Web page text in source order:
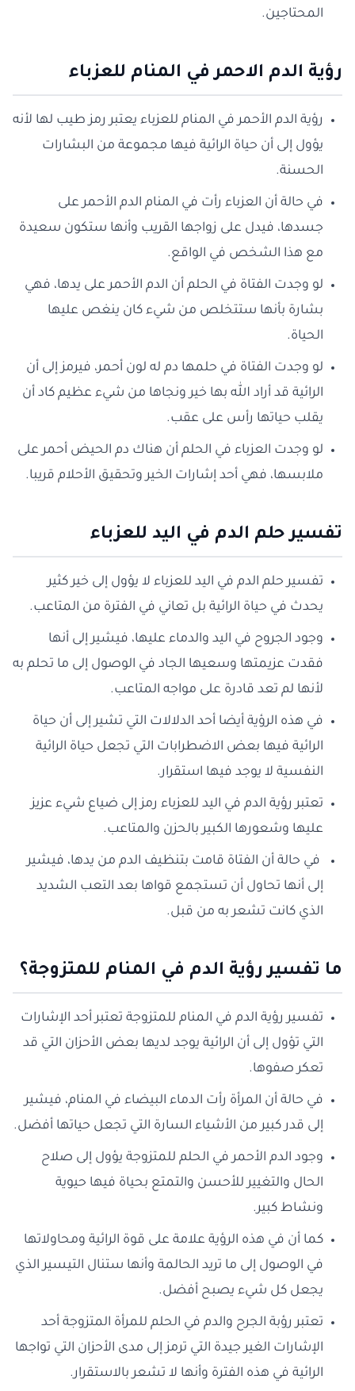
المحتاجين.
رؤية الدم الاحمر في المنام للعزباء
رؤية الدم الأحمر في المنام للعزباء يعتبر رمز طيب لها لأنه
يؤول إلى أن حياة الرائية فيها مجموعة من البشارات
الحسنة.
في حالة أن العزباء رأت في المنام الدم الأحمر على
جسدها، فيدل على زواجها القريب وأنها ستكون سعيدة
مع هذا الشخص في الواقع.
لو وجدت الفتاة في الحلم أن الدم الأحمر على يدها، فهي
بشارة بأنها ستتخلص من شيء كان ينغص عليها
الحياة.
لو وجدت الفتاة في حلمها دم له لون أحمر، فيرمز إلى أن
الرائية قد أراد الله بها خير ونجاها من شيء عظيم كاد أن
يقلب حياتها رأس على عقب.
لو وجدت العزباء في الحلم أن هناك دم الحيض أحمر على
ملابسها، فهي أحد إشارات الخير وتحقيق الأحلام قريبا.
تفسير حلم الدم في اليد للعزباء
تفسير حلم الدم في اليد للعزباء لا يؤول إلى خير كثير
يحدث في حياة الرائية بل تعاني في الفترة من المتاعب.
وجود الجروح في اليد والدماء عليها، فيشير إلى أنها
فقدت عزيمتها وسعيها الجاد في الوصول إلى ما تحلم به
لأنها لم تعد قادرة على مواجه المتاعب.
في هذه الرؤية أيضا أحد الدلالات التي تشير إلى أن حياة
الرائية فيها بعض الاضطرابات التي تجعل حياة الرائية
النفسية لا يوجد فيها استقرار.
تعتبر رؤية الدم في اليد للعزباء رمز إلى ضياع شيء عزيز
عليها وشعورها الكبير بالحزن والمتاعب.
في حالة أن الفتاة قامت بتنظيف الدم من يدها، فيشير
إلى أنها تحاول أن تستجمع قواها بعد التعب الشديد
الذي كانت تشعر به من قبل.
ما تفسير رؤية الدم في المنام للمتزوجة؟
تفسير رؤية الدم في المنام للمتزوجة تعتبر أحد الإشارات
التي تؤول إلى أن الرائية يوجد لديها بعض الأحزان التي قد
تعكر صفوها.
في حالة أن المرأة رأت الدماء البيضاء في المنام، فيشير
إلى قدر كبير من الأشياء السارة التي تجعل حياتها أفضل.
وجود الدم الأحمر في الحلم للمتزوجة يؤول إلى صلاح
الحال والتغيير للأحسن والتمتع بحياة فيها حيوية
ونشاط كبير.
كما أن في هذه الرؤية علامة على قوة الرائية ومحاولاتها
في الوصول إلى ما تريد الحالمة وأنها ستنال التيسير الذي
يجعل كل شيء يصبح أفضل.
تعتبر رؤبة الجرح والدم في الحلم للمرأة المتزوجة أحد
الإشارات الغير جيدة التي ترمز إلى مدى الأحزان التي تواجها
الرائية في هذه الفترة وأنها لا تشعر بالاستقرار.